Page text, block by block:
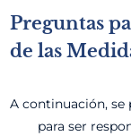
Preguntas
de las
A continuación, se
para ser